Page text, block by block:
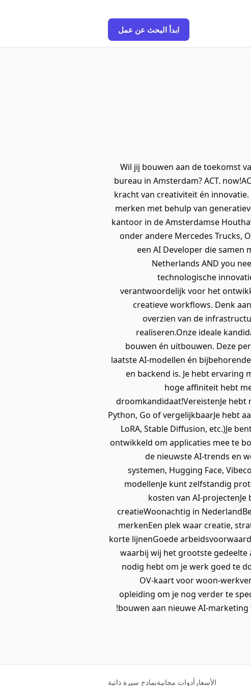
ابدأ البحث عن عمل
Wil jij bouwen aan de toekomst
bureau in Amsterdam? ACT.
kracht van creativiteit én
merken met behulp van
kantoor in de Amsterdamse
onder andere Mercedes Trucks,
een AI Developer die
Netherlands AND you
technologische
verantwoordelijk voor het
creatieve workflows. Denk
overzien van de
realiseren.Onze ideale
bouwen én uitbouwen. Deze
laatste AI-modellen én
en backend is. Je hebt ervaring
hoge affiniteit hebt
droomkandidaat!VereistenJe hebt
Python, Go of vergelijkbaarJe hebt
LoRA, Stable Diffusion, etc.)Je
ontwikkeld om applicaties mee te
de nieuwste AI-trends en
systemen, Hugging Face,
modellenJe kunt zelfstandig
kosten van AI-
creatieWoonachtig in
merkenEen plek waar creatie,
korte lijnenGoede
waarbij wij het grootste gedeelte
nodig hebt om je werk goed te
OV-kaart voor woon-
opleiding om je nog verder te
bouwen aan nieuwe AI-marketing
الأسعار أدوات مجانيةنماذج سيرة ذاتية